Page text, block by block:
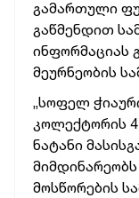
გამართული
გაწმენდით
ინფორმაციას
მეურნეობის
„სოფელ
კოლექტორის
ნატანი
მოსწორების